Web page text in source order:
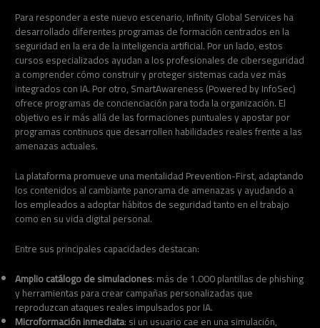
Para responder a este nuevo escenario, Infinity Global Services ha
desarrollado diferentes programas de formación centrados en la
seguridad en la era de la inteligencia artificial. Por un lado, estos
cursos especializados ayudan a los profesionales de ciberseguridad
a comprender cómo construir y proteger sistemas cada vez más
integrados con IA. Por otro, SmartAwareness (Powered by InfoSec)
ofrece programas de concienciación para toda la organización. El
objetivo es ir más allá de las formaciones puntuales y apostar por
programas continuos que desarrollen habilidades reales frente a las
amenazas actuales.
La plataforma promueve una mentalidad Prevention-First, adaptando
los contenidos al cambiante panorama de amenazas y ayudando a
los empleados a adoptar hábitos de seguridad tanto en el trabajo
como en su vida digital personal.
Entre sus principales capacidades destacan:
Amplio catálogo de simulaciones: más de 1.000 plantillas de phishing
y herramientas para crear campañas personalizadas que
reproduzcan ataques reales impulsados por IA.
Microformación inmediata: si un usuario cae en una simulación,